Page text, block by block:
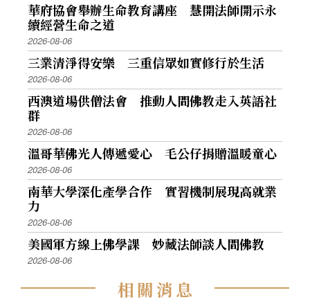
華府協會舉辦生命教育講座 慧開法師開示永
續經營生命之道
2026-08-06
三業清淨得安樂 三重信眾如實修行於生活
2026-08-06
西澳道場供僧法會 推動人間佛教走入英語社
群
2026-08-06
溫哥華佛光人傳遞愛心 毛公仔捐贈溫暖童心
2026-08-06
南華大學深化產學合作 實習機制展現高就業
力
2026-08-06
美國軍方線上佛學課 妙藏法師談人間佛教
2026-08-06
相關消息